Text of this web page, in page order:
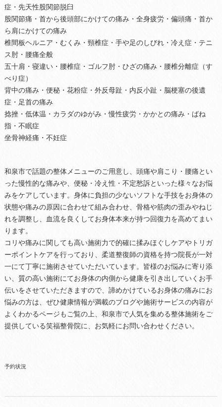
症・先天性股関節脱臼
股関節痛・首から後頭部にかけての痛み・全身疲労・偏頭痛・首か
ら肩にかけての痛み
椎間板ヘルニア・むくみ・頸椎症・手や足のしびれ・冷え症・テニ
ス肘・腰痛全般
五十肩・寝違い・腰椎症・ゴルフ肘・ひざの痛み・腰椎分離症（す
べり症）
背中の痛み・便秘・花粉症・外反母趾・内反小趾・脳梗塞の後遺
症・足首の痛み
捻挫・低体温・カラダのゆがみ・慢性疲労・かかとの痛み・ばね
指・不眠症
坐骨神経痛・不妊症
和泉市で話題の整体メニューのご用意し、頭痛や肩こり・腰痛とい
った慢性的な痛みや、便秘・冷え性・不定愁訴といった様々なお悩
みをケアしています。身体に負担の少ないソフトな手技をお身体の
状態や痛みの原因に合わせて組み合わせ、骨格や筋肉の歪みやねじ
れを調整し、血流を良くしてお身体本来が持つ回復力を高めてまい
ります。
コリや痛みに関しても高い施術力で的確に揉みほぐしケアやトリガ
ーポイントケアを行っており、柔道整復師の資格を持つ院長が一対
一にて丁寧に施術させていただいています。皆様のお悩みに寄り添
い、質の高い施術にてお身体の内側から健康を引き出していくお手
伝いをさせていただきますので、諦めかけているお身体の痛みにお
悩みの方は、ぜひ健康情報が満載のブログや施術サービスの内容が
よくわかるページもご覧の上、和泉市で人気を集める整体施術をご
提供している笑福整骨院に、お気軽にお問い合わせください。
予約状況